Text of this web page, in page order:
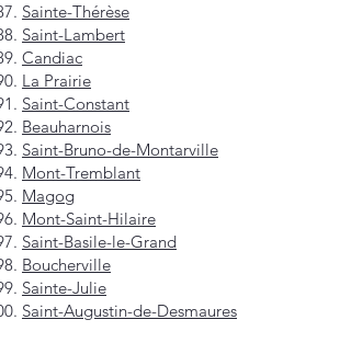
Sainte-Thérèse
Saint-Lambert
Candiac
La Prairie
Saint-Constant
Beauharnois
Saint-Bruno-de-Montarville
Mont-Tremblant
Magog
Mont-Saint-Hilaire
Saint-Basile-le-Grand
Boucherville
Sainte-Julie
Saint-Augustin-de-Desmaures